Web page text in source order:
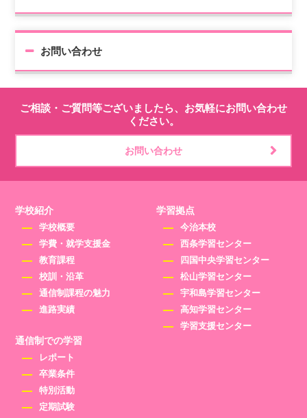
お問い合わせ
ご相談・ご質問等ございましたら、お気軽にお問い合わせ
ください。
お問い合わせ
学校紹介
学校概要
学費・就学支援金
教育課程
校訓・沿革
通信制課程の魅力
進路実績
通信制での学習
レポート
卒業条件
特別活動
定期試験
学習拠点
今治本校
西条学習センター
四国中央学習センター
松山学習センター
宇和島学習センター
高知学習センター
学習支援センター